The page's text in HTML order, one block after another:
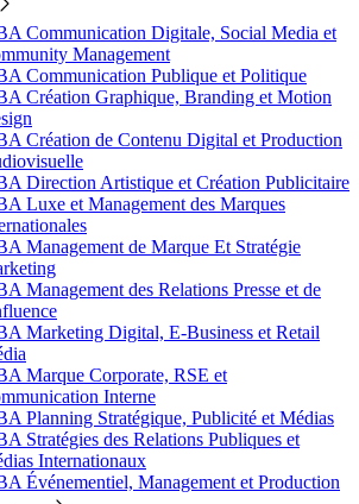
Communication Digitale, Social Media et
Management
Communication Publique et Politique
Création Graphique, Branding et Motion
Création de Contenu Digital et Production
Direction Artistique et Création Publicitaire
Luxe et Management des Marques
Management de Marque Et Stratégie
Management des Relations Presse et de
Marketing Digital, E-Business et Retail
Marque Corporate, RSE et
Interne
Planning Stratégique, Publicité et Médias
Stratégies des Relations Publiques et
Internationaux
Événementiel, Management et Production